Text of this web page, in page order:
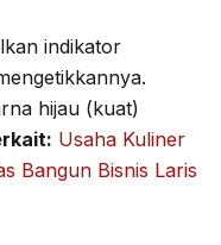
indikator
hijau (kuat)
Usaha Kuliner
Bangun Bisnis Laris